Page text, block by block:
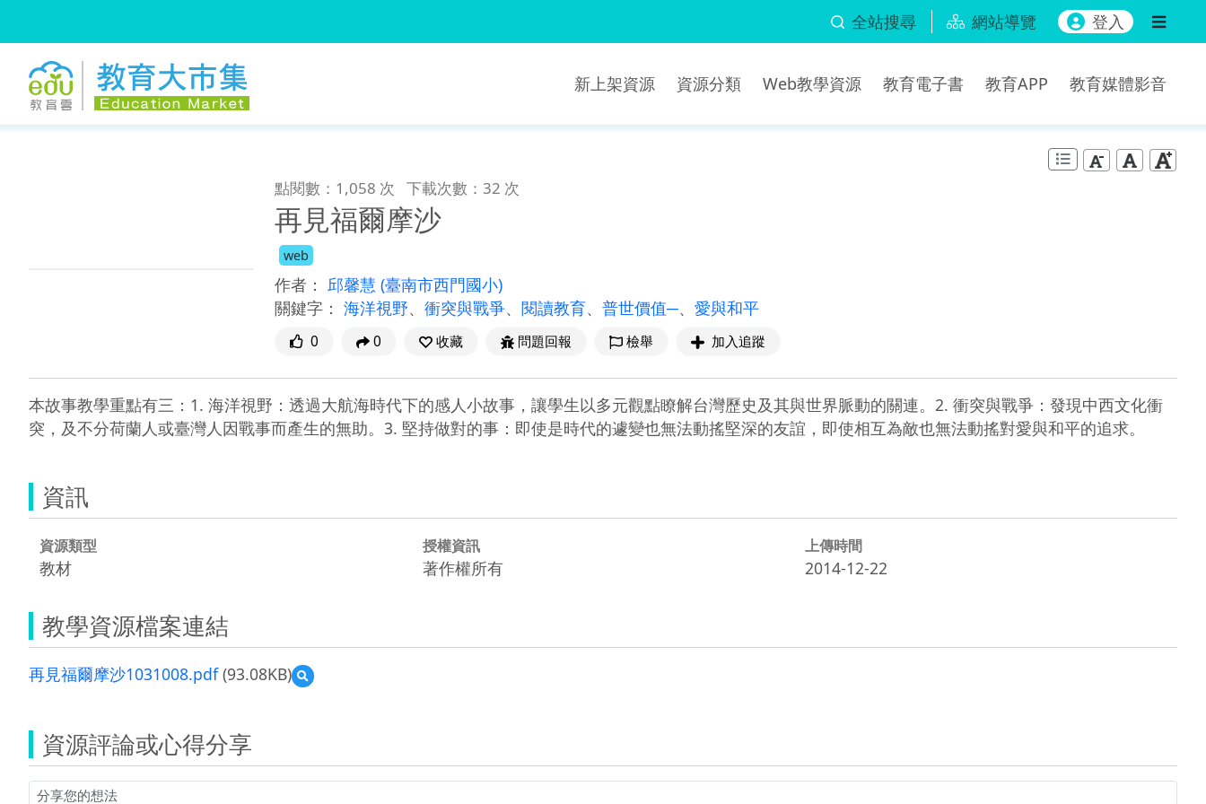
全站搜尋 網站導覽 登入
新上架資源 資源分類 Web教學資源 教育電子書 教育APP 教育媒體影音
點閱數：1,058 次 下載次數：32 次
再見福爾摩沙
web
作者： 邱馨慧 (臺南市西門國小)
關鍵字： 海洋視野、 衝突與戰爭、 閱讀教育、 普世價值─、 愛與和平
0 0 收藏 問題回報 檢舉 加入追蹤
本故事教學重點有三：1. 海洋視野：透過大航海時代下的感人小故事，讓學生以多元觀點瞭解台灣歷史及其與世界脈動的關連。2. 衝突與戰爭：發現中西文化衝
突，及不分荷蘭人或臺灣人因戰事而產生的無助。3. 堅持做對的事：即使是時代的遽變也無法動搖堅深的友誼，即使相互為敵也無法動搖對愛與和平的追求。
資訊
資源類型
教材
授權資訊
著作權所有
上傳時間
2014-12-22
教學資源檔案連結
再見福爾摩沙1031008.pdf(93.08KB)
預
覽
摩
資源評論或心得分享